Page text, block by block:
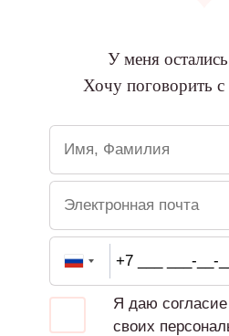
У меня
Хочу поговорить
Я даю
своих